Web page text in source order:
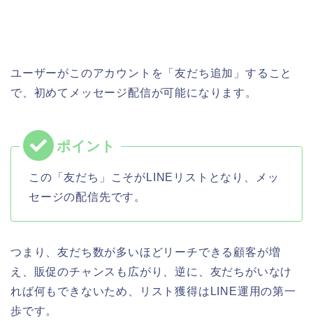
ユーザーがこのアカウントを「友だち追加」すること
で、初めてメッセージ配信が可能になります。
この「友だち」こそがLINEリストとなり、メッ
セージの配信先です。
つまり、友だち数が多いほどリーチできる顧客が増
え、販促のチャンスも広がり、逆に、友だちがいなけ
れば何もできないため、リスト獲得はLINE運用の第一
歩です。